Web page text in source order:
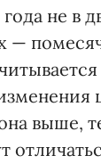
не в
—
выше,